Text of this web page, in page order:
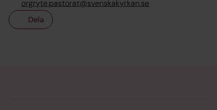
orgryte.pastorat@svenskakyrkan.se
Dela